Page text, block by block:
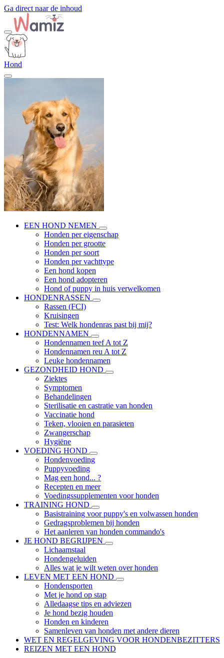
Ga direct naar de inhoud
Hond
EEN HOND NEMEN
Honden per eigenschap
Honden per grootte
Honden per soort
Honden per vachttype
Een hond kopen
Een hond adopteren
Hond of puppy in huis verwelkomen
HONDENRASSEN
Rassen (FCI)
Kruisingen
Test: Welk hondenras past bij mij?
HONDENNAMEN
Hondennamen teef A tot Z
Hondennamen reu A tot Z
Leuke hondennamen
GEZONDHEID HOND
Ziektes
Symptomen
Behandelingen
Sterilisatie en castratie van honden
Vaccinatie hond
Teken, vlooien en parasieten
Zwangerschap
Hygiëne
VOEDING HOND
Hondenvoeding
Puppyvoeding
Mag een hond... ?
Recepten en meer
Voedingssupplementen voor honden
TRAINING HOND
Basistraining voor puppy's en volwassen honden
Gedragsproblemen bij honden
Het aanleren van honden commando's
JE HOND BEGRIJPEN
Lichaamstaal
Hondengeluiden
Alles wat je wilt weten over honden
LEVEN MET EEN HOND
Hondensporten
Met je hond op stap
Alledaagse tips en adviezen
Je hond bezig houden
Honden en kinderen
Samenleven van honden met andere dieren
WET EN REGELGEVING VOOR HONDENBEZITTERS
REIZEN MET EEN HOND